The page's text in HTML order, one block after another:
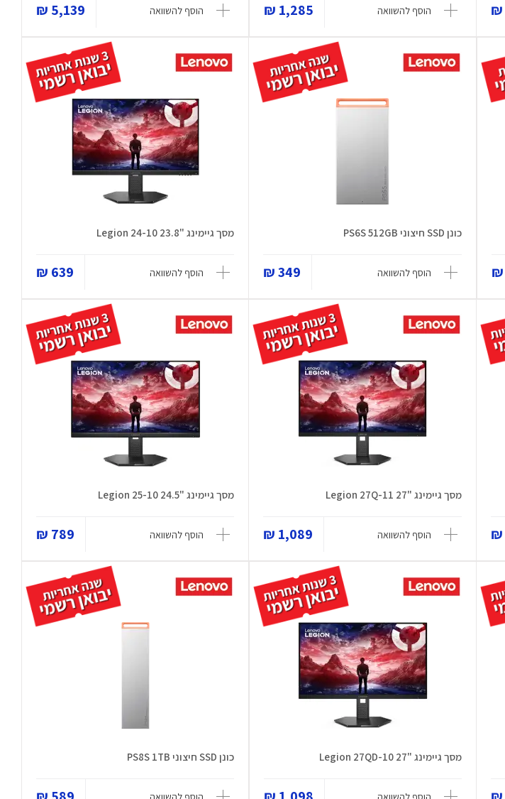
הוסף להשוואה 1,285 ₪ הוסף להשוואה 5,139 ₪
כונן SSD חיצוני PS6S 512GB
הוסף להשוואה 349 ₪
מסך גיימינג "23.8 Legion 24-10
הוסף להשוואה 639 ₪
מסך גיימינג "27 Legion 27Q-11
הוסף להשוואה 1,089 ₪
מסך גיימינג "24.5 Legion 25-10
הוסף להשוואה 789 ₪
מסך גיימינג "27 Legion 27QD-10 כונן SSD חיצוני PS8S 1TB